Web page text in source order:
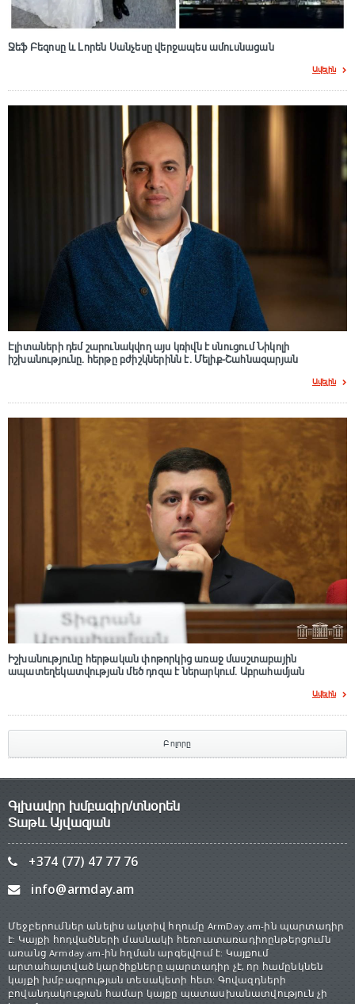
Ջեֆ Բեզոսը և Լորեն Սանչեսը վերջապես ամուսնացան
Ավելին
Էլիտաների դեմ շարունակվող այս կռիվն է սնուցում Նիկոլի
իշխանությունը. հերթը բժիշկներինն է. Մելիք-Շահնազարյան
Ավելին
Իշխանությունը հերթական փոթորկից առաջ մասշտաբային
ապատեղեկատվության մեծ դnզա է ներարկում․ Աբրահամյան
Ավելին
Բոլորը
Գլխավոր խմբագիր/տնօրեն
Տաթև Այվազյան
+374 (77) 47 77 76
info@armday.am
Մեջբերումներ անելիս ակտիվ հղումը ArmDay.am-ին պարտադիր
է: Կայքի հոդվածների մասնակի հեռուստառադիոընթերցումն
առանց Armday.am-ին հղման արգելվում է: Կայքում
արտահայտված կարծիքները պարտադիր չէ, որ համընկնեն
կայքի խմբագրության տեսակետի հետ: Գովազդների
բովանդակության համար կայքը պատասխանատվություն չի